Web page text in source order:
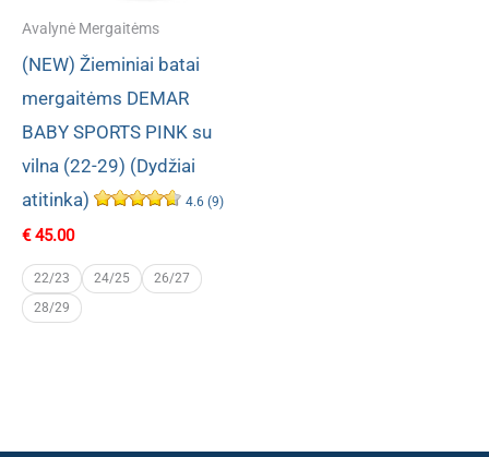
Avalynė Mergaitėms
(NEW) Žieminiai batai
mergaitėms DEMAR
BABY SPORTS PINK su
vilna (22-29) (Dydžiai
atitinka)
4.6 (9)
€45.00
22/23 24/25
26/27
28/29